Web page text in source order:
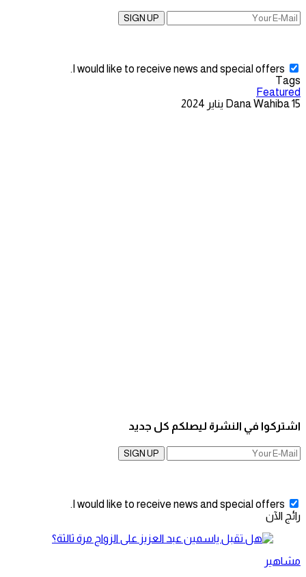
SIGN UP
I would like to receive news and special offers.
Tags
Featured
Dana Wahiba15 يناير 2024
اشتركوا في النشرة ليصلكم كل جديد
SIGN UP
I would like to receive news and special offers.
رائج الآن
مشاهير